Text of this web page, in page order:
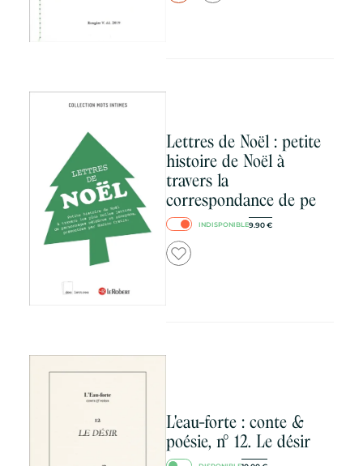
Lettres de Noël : petite
histoire de Noël à
travers la
correspondance de pe
INDISPONIBLE9.90 €
L'eau-forte : conte &
poésie, n° 12. Le désir